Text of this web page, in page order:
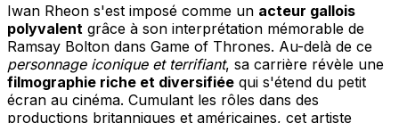
Iwan Rheon s'est imposé comme un acteur gallois
polyvalent grâce à son interprétation mémorable de
Ramsay Bolton dans Game of Thrones. Au-delà de ce
personnage iconique et terrifiant, sa carrière révèle une
filmographie riche et diversifiée qui s'étend du petit
écran au cinéma. Cumulant les rôles dans des
productions britanniques et américaines, cet artiste